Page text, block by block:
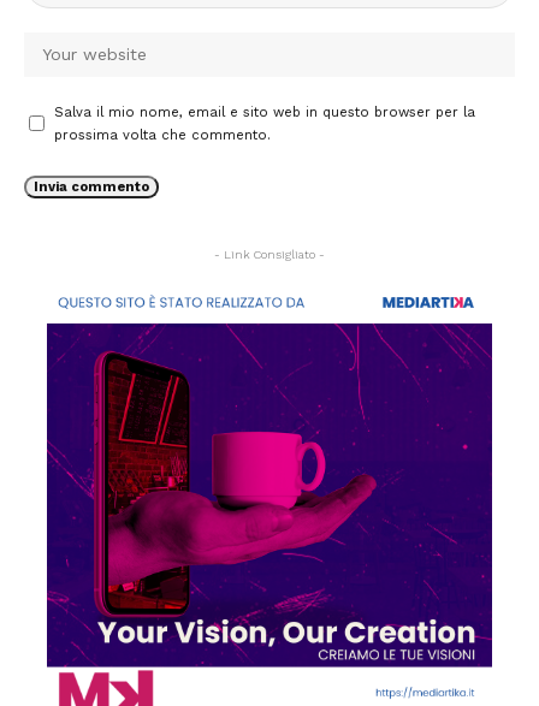
Salva il mio nome, email e sito web in questo browser per la
prossima volta che commento.
- Link Consigliato -